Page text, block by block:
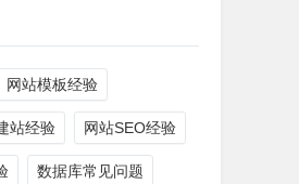
网站模板经验
站经验 网站SEO经验
数据库常见问题